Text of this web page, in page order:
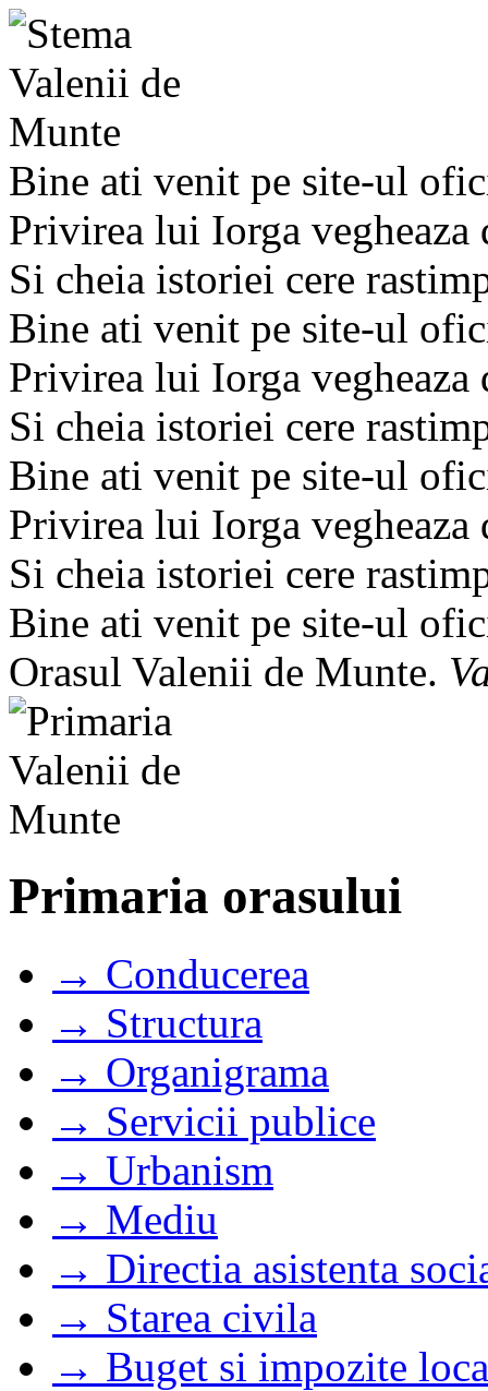
Bine ati venit pe site-ul
Privirea lui Iorga
Si cheia istoriei cere
Bine ati venit pe site-ul
Privirea lui Iorga
Si cheia istoriei cere
Bine ati venit pe site-ul
Privirea lui Iorga
Si cheia istoriei cere
Bine ati venit pe site-ul
Orasul Valenii de Munte.
Primaria orasului
→ Conducerea
→ Structura
→ Organigrama
→ Servicii publice
→ Urbanism
→ Mediu
→ Directia asistenta
→ Starea civila
→ Buget si impozite